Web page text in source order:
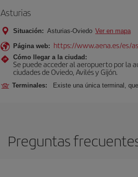
Asturias
Situación: Asturias-Oviedo Ver en mapa
Página web: https://www.aena.es/es/
Cómo llegar a la ciudad:
Se puede acceder al aeropuerto por la
ciudades de Oviedo, Avilés y Gijón.
Terminales: Existe una única terminal,
Preguntas